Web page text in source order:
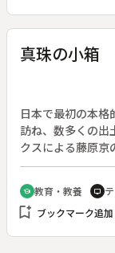
真珠の小箱
日本で最初の本格
訪ね、数多くの出
クスによる藤原
都・長安を模して
ど国家の体制が確
城遷都によってそ
や土器、木簡（字
school 教育・教養 tv
bookmark_add ブックマーク追加